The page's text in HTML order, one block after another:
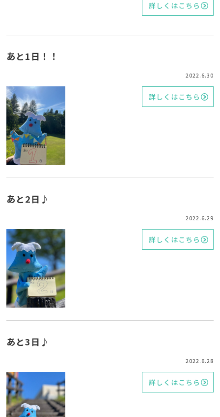
詳しくはこちら
あと1日！！
2022.6.30
詳しくはこちら
あと2日♪
2022.6.29
詳しくはこちら
あと3日♪
2022.6.28
詳しくはこちら